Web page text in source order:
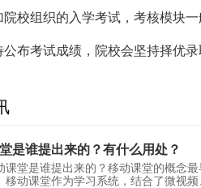
院校组织的入学考试，考核模块
公布考试成绩，院校会坚持择优
是谁提出来的？有什么用处？
课堂是谁提出来的？移动课堂的概念
移动课堂作为学习系统，结合了微视